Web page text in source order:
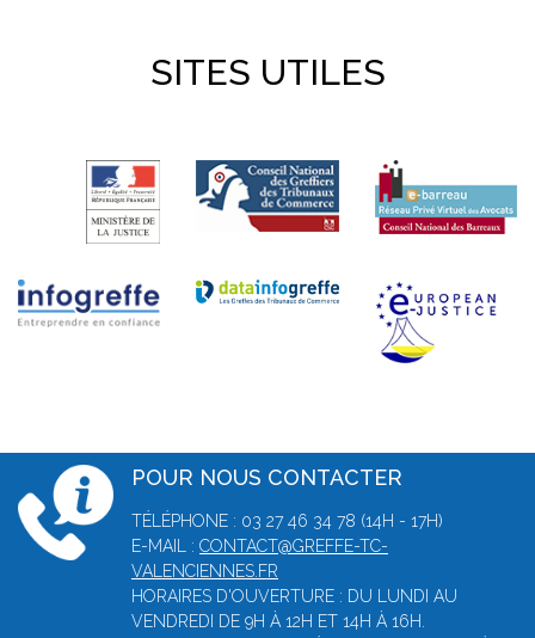
SITES UTILES
POUR NOUS CONTACTER
TÉLÉPHONE : 03 27 46 34 78 (14H - 17H)
E-MAIL : CONTACT@GREFFE-TC-
VALENCIENNES.FR
HORAIRES D'OUVERTURE : DU LUNDI AU
VENDREDI DE 9H À 12H ET 14H À 16H.